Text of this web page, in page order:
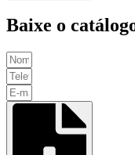
Baixe o